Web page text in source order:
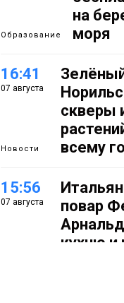
Образование
на
моря
16:41
07 августа
Новости
скверы
всему
15:56
07 августа
повар
кухню и